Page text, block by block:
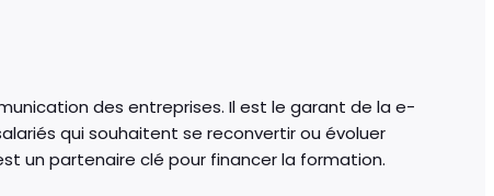
des entreprises. Il est le garant de la e-
qui souhaitent se reconvertir ou évoluer
un partenaire clé pour financer la formation.